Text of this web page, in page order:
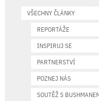
VŠECHNY ČLÁNKY
REPORTÁŽE
INSPIRUJ SE
PARTNERSTVÍ
POZNEJ NÁS
SOUTĚŽ S